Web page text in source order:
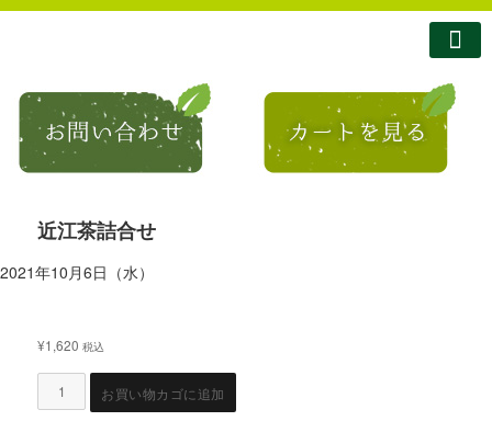
近江茶詰合せ
2021年10月6日（水）
¥1,620 税込
お買い物カゴに追加